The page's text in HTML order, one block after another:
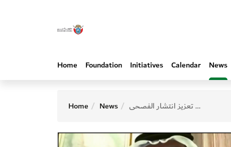
Home Foundation Initiatives Calendar News
Home News دور مجامع اللغة العربية في تعزيز انتشار الفصحى